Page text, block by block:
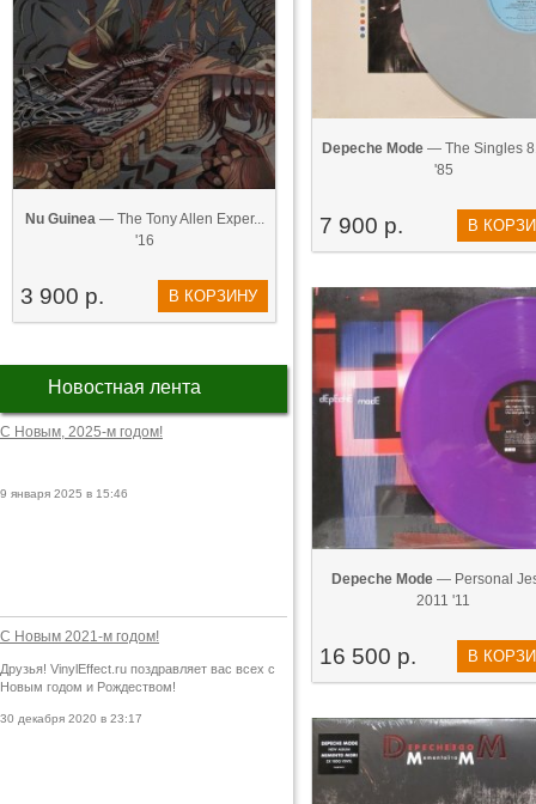
Nu Guinea— The Tony Allen Exper...
'16
3 900 р. В КОРЗИНУ
Новостная лента
С Новым, 2025-м годом!
9 января 2025 в 15:46
С Новым 2021-м годом!
Друзья! VinylEffect.ru поздравляет вас всех с
Новым годом и Рождеством!
30 декабря 2020 в 23:17
Depeche Mode — The Singles
'85
7 900 р. В
Depeche Mode — Personal
2011 '11
16 500 р. В